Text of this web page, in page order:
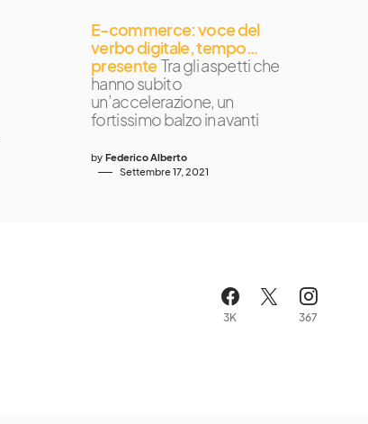
E-commerce: voce del
verbo digitale, tempo…
presenteTra gli aspetti che
hanno subito
un’accelerazione, un
fortissimo balzo in avanti
by Federico Alberto
Settembre 17, 2021
3K 367